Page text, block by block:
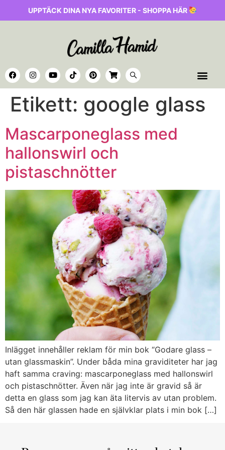
UPPTÄCK DINA NYA FAVORITER - SHOPPA HÄR
Etikett: google glass
Mascarponeglass med
hallonswirl och
pistaschnötter
Inlägget innehåller reklam för min bok “Godare glass –
utan glassmaskin”. Under båda mina graviditeter har jag
haft samma craving: mascarponeglass med hallonswirl
och pistaschnötter. Även när jag inte är gravid så är
detta en glass som jag kan äta litervis av utan problem.
Så den här glassen hade en självklar plats i min bok […]